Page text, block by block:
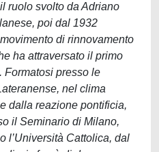
ruolo svolto da Adriano
poi dal 1932
di rinnovamento
ha attraversato il primo
Formatosi presso le
nel clima
dalla reazione pontificia,
il Seminario di Milano,
l’Università Cattolica, dal